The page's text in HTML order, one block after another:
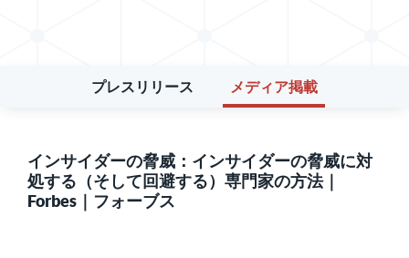
プレスリリース メディア掲載
インサイダーの脅威：インサイダーの脅威に対
処する（そして回避する）専門家の方法｜
Forbes｜フォーブス